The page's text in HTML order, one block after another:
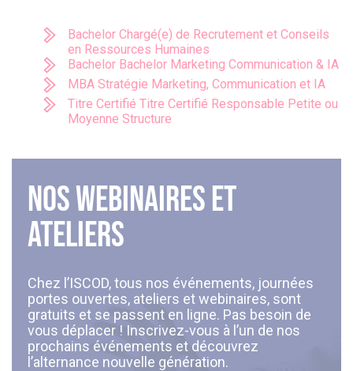
Bachelor Chargé(e) de Recrutement et Conseils
en Ressources Humaines
Bachelor Bachelor Marketing Communication & IA
MBA Stratégie Marketing, Communication et IA
Titre Certifié Titre Certifié Responsable Petite ou
Moyenne Structure
Nos webinaires et
ateliers
Chez l’ISCOD, tous nos événements, journées
portes ouvertes, ateliers et webinaires, sont
gratuits et se passent en ligne. Pas besoin de
vous déplacer ! Inscrivez-vous à l’un de nos
prochains événements et découvrez
l’alternance nouvelle génération.